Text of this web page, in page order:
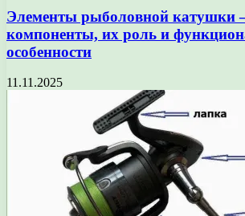
Элементы рыболовной катушки
компоненты, их роль и
особенности
11.11.2025